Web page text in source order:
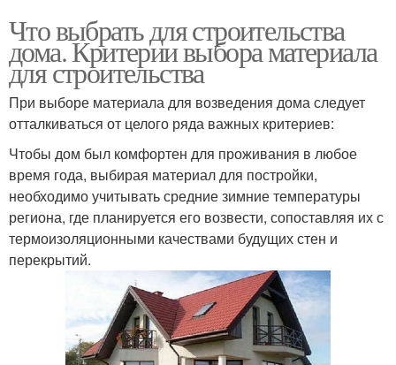
Что выбрать для строительства
дома. Критерии выбора материала
для строительства
При выборе материала для возведения дома следует
отталкиваться от целого ряда важных критериев:
Чтобы дом был комфортен для проживания в любое
время года, выбирая материал для постройки,
необходимо учитывать средние зимние температуры
региона, где планируется его возвести, сопоставляя их с
термоизоляционными качествами будущих стен и
перекрытий.